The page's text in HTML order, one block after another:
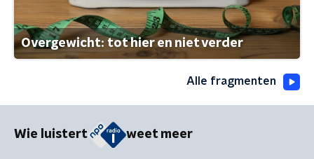
Overgewicht: tot hier en niet verder
Alle fragmenten
Wie luistert weet meer